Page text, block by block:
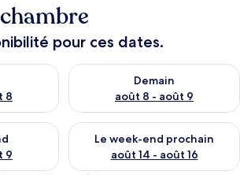
s
pour ces dates.
8
pour ce soir août 7 - août 8
Demain
août 8 - août 9
Vérifier la disponibilité pour
9
pour ce week-end août 7 - août 9
Le week-end prochain
août 14 - août 16
Vérifier la disponibilité pour